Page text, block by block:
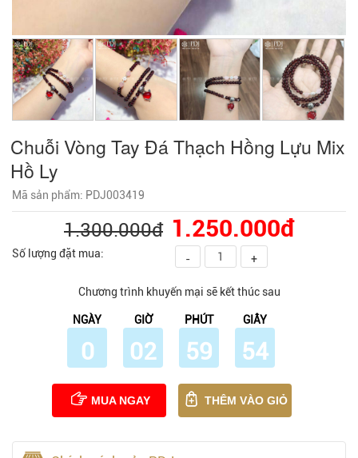
Chuỗi Vòng Tay Đá Thạch Hồng Lựu Mix
Hồ Ly
Mã sản phẩm: PDJ003419
1.300.000đ 1.250.000đ
Số lượng đặt mua: - +
Chương trình khuyến mại sẽ kết thúc sau
NGÀY
0
GIỜ
02
PHÚT
59
GIÂY
53
MUA NGAY THÊM VÀO GIỎ